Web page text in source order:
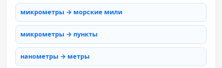
микрометры → морские мили
микрометры → пункты
нанометры → метры